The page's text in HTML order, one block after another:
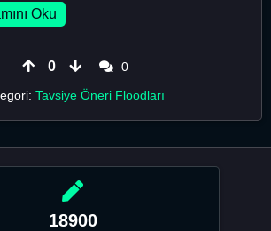
Oku
0
0
Tavsiye Öneri Floodları
18900